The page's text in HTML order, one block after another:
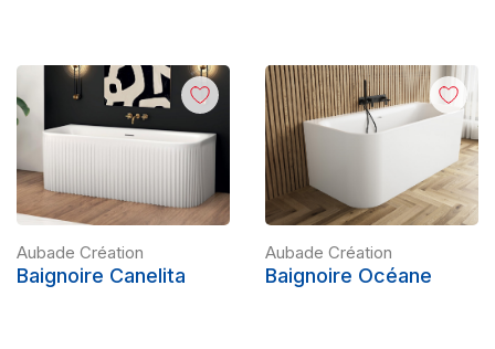
Aubade Création
Baignoire Canelita
Aubade Création
Baignoire Océane